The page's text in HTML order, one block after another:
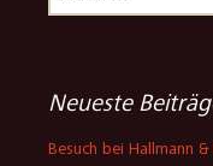
nach:
Neueste
Besuch bei Hallmann &